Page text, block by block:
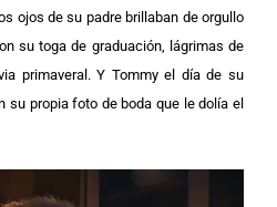
ojos de su padre brillaban de orgullo
su toga de graduación, lágrimas de
primaveral. Y Tommy el día de su
su propia foto de boda que le dolía el